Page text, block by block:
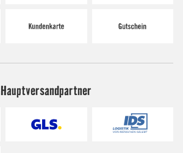
Hauptversandpartner